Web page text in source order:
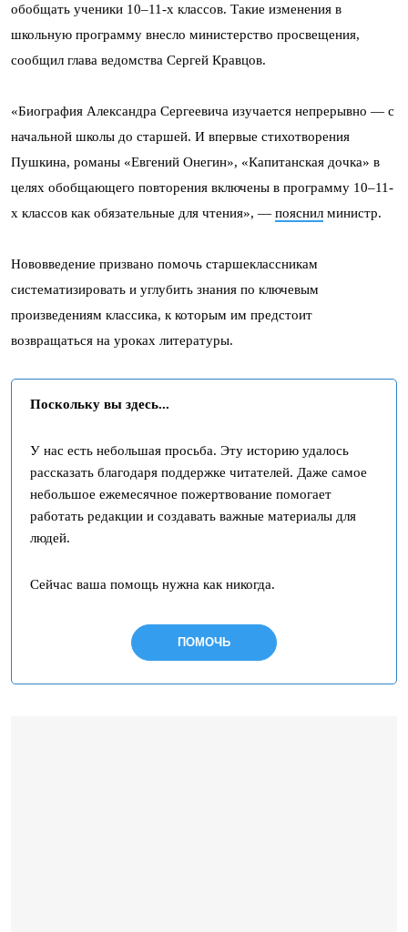
обобщать ученики 10–11-х классов. Такие изменения в
школьную программу внесло министерство просвещения,
сообщил глава ведомства Сергей Кравцов.
«Биография Александра Сергеевича изучается непрерывно — с
начальной школы до старшей. И впервые стихотворения
Пушкина, романы «Евгений Онегин», «Капитанская дочка» в
целях обобщающего повторения включены в программу 10–11-
х классов как обязательные для чтения», — пояснил министр.
Нововведение призвано помочь старшеклассникам
систематизировать и углубить знания по ключевым
произведениям классика, к которым им предстоит
возвращаться на уроках литературы.
Поскольку вы здесь...
У нас есть небольшая просьба. Эту историю удалось
рассказать благодаря поддержке читателей. Даже самое
небольшое ежемесячное пожертвование помогает
работать редакции и создавать важные материалы для
людей.
Сейчас ваша помощь нужна как никогда.
ПОМОЧЬ